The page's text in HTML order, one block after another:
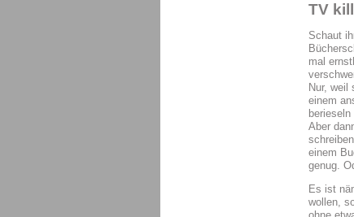
TV
Schaut
mal
Nur, weil
einem
Aber
einem
genug.
Es ist
wollen,